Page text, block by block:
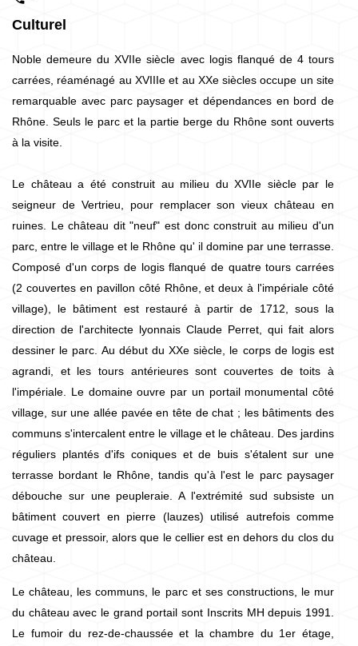
Culturel
Noble demeure du XVIIe siècle avec logis flanqué de 4 tours
carrées, réaménagé au XVIIIe et au XXe siècles occupe un site
remarquable avec parc paysager et dépendances en bord de
Rhône. Seuls le parc et la partie berge du Rhône sont ouverts
à la visite.
Le château a été construit au milieu du XVIIe siècle par le
seigneur de Vertrieu, pour remplacer son vieux château en
ruines. Le château dit "neuf" est donc construit au milieu d'un
parc, entre le village et le Rhône qu' il domine par une terrasse.
Composé d'un corps de logis flanqué de quatre tours carrées
(2 couvertes en pavillon côté Rhône, et deux à l'impériale côté
village), le bâtiment est restauré à partir de 1712, sous la
direction de l'architecte lyonnais Claude Perret, qui fait alors
dessiner le parc. Au début du XXe siècle, le corps de logis est
agrandi, et les tours antérieures sont couvertes de toits à
l'impériale. Le domaine ouvre par un portail monumental côté
village, sur une allée pavée en tête de chat ; les bâtiments des
communs s'intercalent entre le village et le château. Des jardins
réguliers plantés d'ifs coniques et de buis s'étalent sur une
terrasse bordant le Rhône, tandis qu'à l'est le parc paysager
débouche sur une peupleraie. A l'extrémité sud subsiste un
bâtiment couvert en pierre (lauzes) utilisé autrefois comme
cuvage et pressoir, alors que le cellier est en dehors du clos du
château.
Le château, les communs, le parc et ses constructions, le mur
du château avec le grand portail sont Inscrits MH depuis 1991.
Le fumoir du rez-de-chaussée et la chambre du 1er étage,